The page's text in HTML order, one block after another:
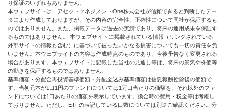
り保証のいずれもありません。
本ウェブサイトは、アセットマネジメントOne株式会社が信頼できると判断したデー
タにより作成しておりますが、その内容の完全性、正確性について同社が保証するも
のではありません。また、掲載データは過去の実績であり、将来の運用成果を保証す
るものではありません。 本ウェブサイトに掲載されている情報（リンクされている
外部サイトの情報も含む）に基づいて被ったいかなる損害についても一切の責任を負
いません。本ウェブサイトの内容は作成時点のものであり、今後予告なく変更される
場合があります。本ウェブサイトに記載した当社の見通し等は、将来の景気や株価等
の動きを保証するものではありません。
基準価額・分配金再投資基準価額・分配金込み基準価額は信託報酬控除後の価額で
す。当初元本が1口1円のファンドについては1万口当たりの価額を、それ以外のファ
ンドについては1口あたりの価額を表示しています。換金時の費用・税金等は考慮し
ておりません。ただし、ETFの表記している口数については別途ご確認ください。分